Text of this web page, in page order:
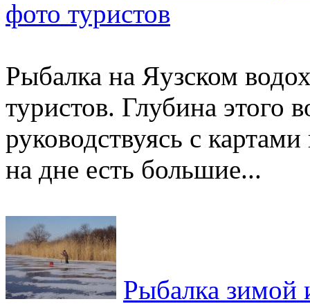
фото туристов
Рыбалка на Яузском
туристов. Глубина этого
руководствуясь с
на дне есть большие...
Рыбалка